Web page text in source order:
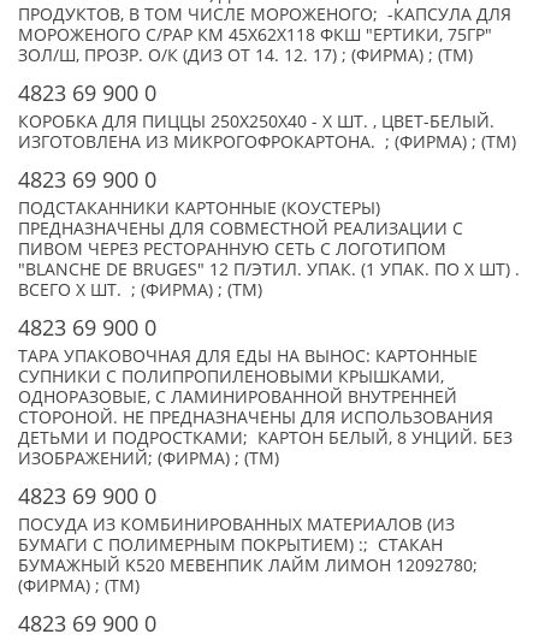
ПРОДУКТОВ, В ТОМ ЧИСЛЕ МОРОЖЕНОГО; -КАПСУЛА ДЛЯ
МОРОЖЕНОГО C/PAP КМ 45Х62Х118 ФКШ "ЕРТИКИ, 75ГР"
ЗОЛ/Ш, ПРОЗР. О/К (ДИЗ ОТ 14. 12. 17) ; (ФИРМА) ; (TM)
4823 69 900 0
КОРОБКА ДЛЯ ПИЦЦЫ 250Х250Х40 - X ШТ. , ЦВЕТ-БЕЛЫЙ.
ИЗГОТОВЛЕНА ИЗ МИКРОГОФРОКАРТОНА. ; (ФИРМА) ; (TM)
4823 69 900 0
ПОДСТАКАННИКИ КАРТОННЫЕ (КОУСТЕРЫ)
ПРЕДНАЗНАЧЕНЫ ДЛЯ СОВМЕСТНОЙ РЕАЛИЗАЦИИ С
ПИВОМ ЧЕРЕЗ РЕСТОРАННУЮ СЕТЬ С ЛОГОТИПОМ
"BLANCHE DE BRUGES" 12 П/ЭТИЛ. УПАК. (1 УПАК. ПО X ШТ) .
ВСЕГО X ШТ. ; (ФИРМА) ; (TM)
4823 69 900 0
ТАРА УПАКОВОЧНАЯ ДЛЯ ЕДЫ НА ВЫНОС: КАРТОННЫЕ
СУПНИКИ С ПОЛИПРОПИЛЕНОВЫМИ КРЫШКАМИ,
ОДНОРАЗОВЫЕ, С ЛАМИНИРОВАННОЙ ВНУТРЕННЕЙ
СТОРОНОЙ. НЕ ПРЕДНАЗНАЧЕНЫ ДЛЯ ИСПОЛЬЗОВАНИЯ
ДЕТЬМИ И ПОДРОСТКАМИ; КАРТОН БЕЛЫЙ, 8 УНЦИЙ. БЕЗ
ИЗОБРАЖЕНИЙ; (ФИРМА) ; (TM)
4823 69 900 0
ПОСУДА ИЗ КОМБИНИРОВАННЫХ МАТЕРИАЛОВ (ИЗ
БУМАГИ С ПОЛИМЕРНЫМ ПОКРЫТИЕМ) :; СТАКАН
БУМАЖНЫЙ K520 МЕВЕНПИК ЛАЙМ ЛИМОН 12092780;
(ФИРМА) ; (TM)
4823 69 900 0